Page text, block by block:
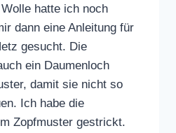
hatte ich noch
dann eine Anleitung für
gesucht. Die
ein Daumenloch
damit sie nicht so
Ich habe die
Zopfmuster gestrickt.